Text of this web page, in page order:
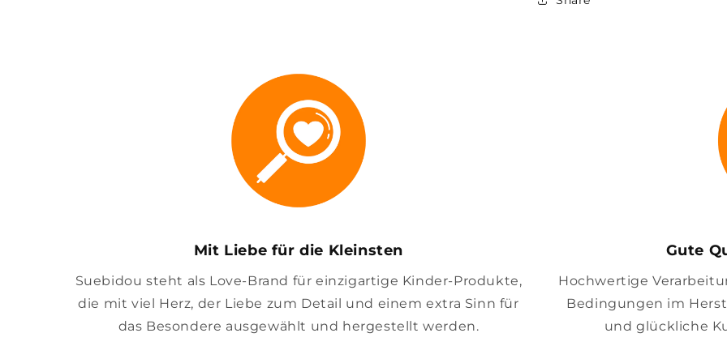
Mit Liebe für die Kleinsten
Suebidou steht als Love-Brand für einzigartige Kinder-Produkte,
die mit viel Herz, der Liebe zum Detail und einem extra Sinn für
das Besondere ausgewählt und hergestellt werden.
Gute
Hochwertige
Bedingungen im
und glückliche